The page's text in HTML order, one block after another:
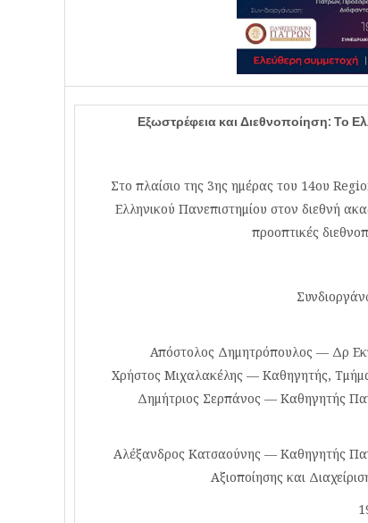
Εξωστρέφεια και Διεθνοποίηση: Το
Στο πλαίσιο της 3ης ημέρας του 14ου
Ελληνικού Πανεπιστημίου στον διεθνή
προοπτικές
Απόστολος Δημητρόπουλος — Δρ
Χρήστος Μιχαλακέλης — Καθηγητής,
Δημήτριος Σερπάνος — Καθηγητής
Αλέξανδρος Κατσαούνης — Καθηγητής
Αξιοποίησης και